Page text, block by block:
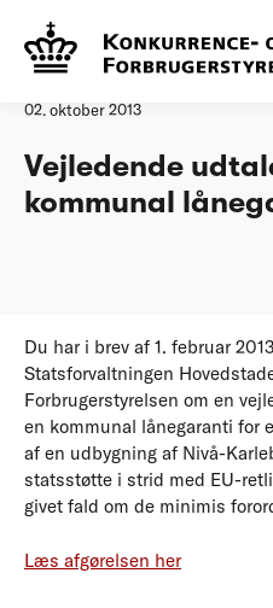
Forside
02. oktober 2013
Vejledende
kommunal
Du har i brev af 1. februar
Statsforvaltningen
Forbrugerstyrelsen om en
en kommunal lånegaranti for
af en udbygning af Nivå-
statsstøtte i strid med EU-
givet fald om de minimis
Læs afgørelsen her